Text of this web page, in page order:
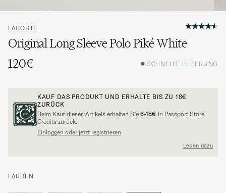
LACOSTE
Original Long Sleeve Polo Piké White
120€
SCHNELLE LIEFERUNG
KAUF DAS PRODUKT UND ERHALTE BIS ZU 18€
ZURÜCK
Beim Kauf dieses Artikels erhalten Sie 6-18€ in Passport Store
Credits zurück.
Einloggen oder jetzt registrieren
Lesen dazu
FARBEN